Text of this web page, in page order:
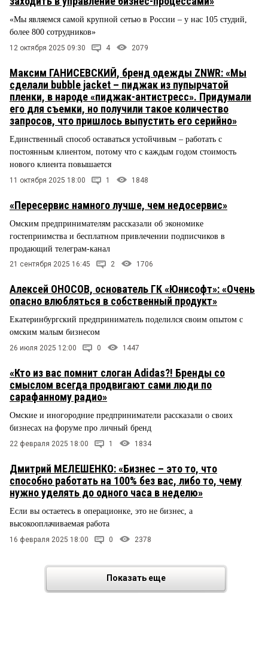
«Мы являемся самой крупной сетью в России – у нас 105 студий,
более 800 сотрудников»
12 октября 2025 09:30 4 2079
Максим ГАНИСЕВСКИЙ, бренд одежды ZNWR: «Мы
сделали bubble jacket – пиджак из пупырчатой
пленки, в народе «пиджак-антистресс». Придумали
его для съемки, но получили такое количество
запросов, что пришлось выпустить его серийно»
Единственный способ оставаться устойчивым – работать с
постоянным клиентом, потому что с каждым годом стоимость
нового клиента повышается
11 октября 2025 18:00 1 1848
«Пересервис намного лучше, чем недосервис»
Омским предпринимателям рассказали об экономике
гостеприимства и бесплатном привлечении подписчиков в
продающий телеграм-канал
21 сентября 2025 16:45 2 1706
Алексей ОНОСОВ, основатель ГК «Юнисофт»: «Очень
опасно влюбляться в собственный продукт»
Екатеринбургский предприниматель поделился своим опытом с
омским малым бизнесом
26 июля 2025 12:00 0 1447
«Кто из вас помнит слоган Adidas?! Бренды со
смыслом всегда продвигают сами люди по
сарафанному радио»
Омские и иногородние предприниматели рассказали о своих
бизнесах на форуме про личный бренд
22 февраля 2025 18:00 1 1834
Дмитрий МЕЛЕШЕНКО: «Бизнес – это то, что
способно работать на 100% без вас, либо то, чему
нужно уделять до одного часа в неделю»
Если вы остаетесь в операционке, это не бизнес, а
высокооплачиваемая работа
16 февраля 2025 18:00 0 2378
Показать еще